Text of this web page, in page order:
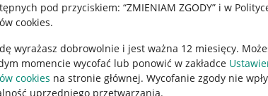
pod przyciskiem: “ZMIENIAM ZGODY” i w
cookies.
wyrażasz dobrowolnie i jest ważna 12 miesięcy.
momencie wycofać lub ponowić w zakładce
cookies na stronie głównej. Wycofanie zgody nie
uprzedniego przetwarzania.
Cyfrowych